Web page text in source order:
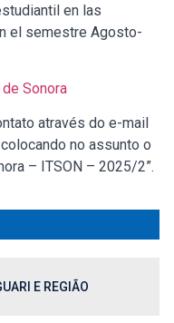
en las
el semestre Agosto-
Sonora
através do e-mail
no assunto o
– ITSON – 2025/2”.
E REGIÃO